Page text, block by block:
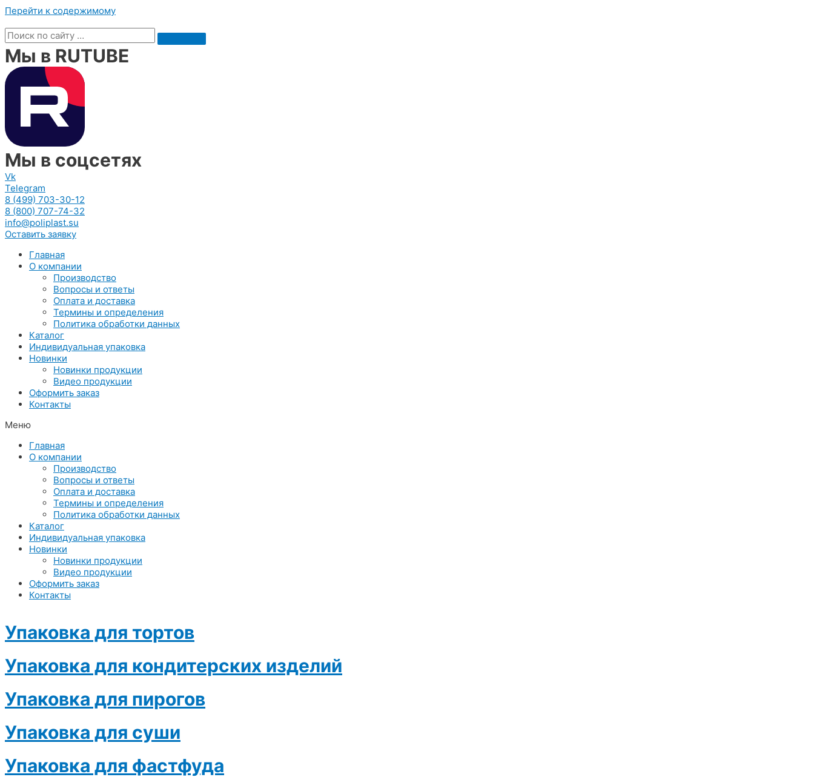
Перейти к содержимому
Мы в RUTUBE
Мы в соцсетях
Vk
Telegram
8 (499) 703-30-12
8 (800) 707-74-32
info@poliplast.su
Оставить заявку
Главная
О компании
Производство
Вопросы и ответы
Оплата и доставка
Термины и определения
Политика обработки данных
Каталог
Индивидуальная упаковка
Новинки
Новинки продукции
Видео продукции
Оформить заказ
Контакты
Меню
Главная
О компании
Производство
Вопросы и ответы
Оплата и доставка
Термины и определения
Политика обработки данных
Каталог
Индивидуальная упаковка
Новинки
Новинки продукции
Видео продукции
Оформить заказ
Контакты
Упаковка для тортов
Упаковка для кондитерских изделий
Упаковка для пирогов
Упаковка для суши
Упаковка для фастфуда